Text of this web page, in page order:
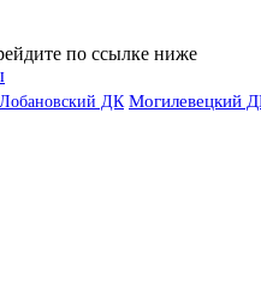
по ссылке ниже
Лобановский ДК Могилевецкий